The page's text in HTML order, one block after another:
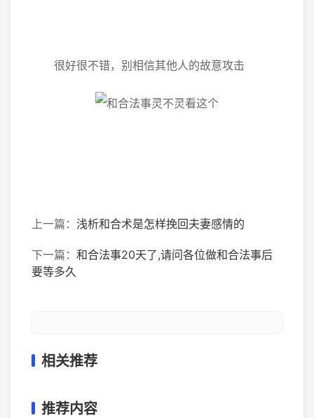
很好很不错，别相信其他人的故意攻击
上一篇： 浅析和合术是怎样挽回夫妻感情的
下一篇： 和合法事20天了,请问各位做和合法事后
要等多久
相关推荐
推荐内容